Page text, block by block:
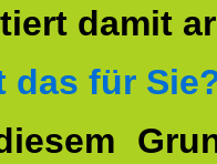
damit
das für